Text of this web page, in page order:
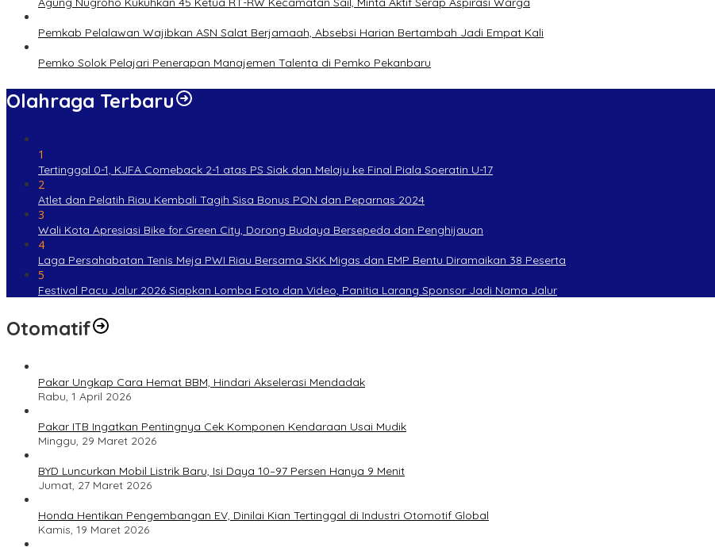
Pemkab Pelalawan Wajibkan ASN Salat Berjamaah, Absebsi Harian Bertambah Jadi Empat Kali
Pemko Solok Pelajari Penerapan Manajemen Talenta di Pemko Pekanbaru
Olahraga Terbaru
1
Tertinggal 0-1, KJFA Comeback 2-1 atas PS Siak dan Melaju ke Final Piala Soeratin U-17
2
Atlet dan Pelatih Riau Kembali Tagih Sisa Bonus PON dan Peparnas 2024
3
Wali Kota Apresiasi Bike for Green City, Dorong Budaya Bersepeda dan Penghijauan
4
Laga Persahabatan Tenis Meja PWI Riau Bersama SKK Migas dan EMP Bentu Diramaikan 38 Peserta
5
Festival Pacu Jalur 2026 Siapkan Lomba Foto dan Video, Panitia Larang Sponsor Jadi Nama Jalur
Otomatif
Pakar Ungkap Cara Hemat BBM, Hindari Akselerasi Mendadak
Rabu, 1 April 2026
Pakar ITB Ingatkan Pentingnya Cek Komponen Kendaraan Usai Mudik
Minggu, 29 Maret 2026
BYD Luncurkan Mobil Listrik Baru, Isi Daya 10–97 Persen Hanya 9 Menit
Jumat, 27 Maret 2026
Honda Hentikan Pengembangan EV, Dinilai Kian Tertinggal di Industri Otomotif Global
Kamis, 19 Maret 2026